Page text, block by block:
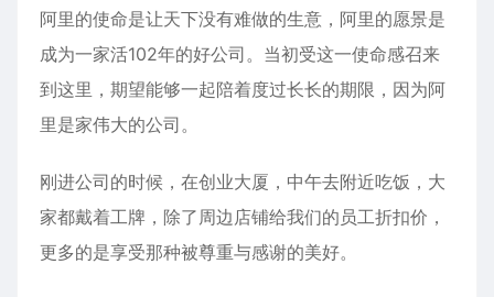
阿里的使命是让天下没有难做的生意，阿里的愿景是
成为一家活102年的好公司。当初受这一使命感召来
到这里，期望能够一起陪着度过长长的期限，因为阿
里是家伟大的公司。
刚进公司的时候，在创业大厦，中午去附近吃饭，大
家都戴着工牌，除了周边店铺给我们的员工折扣价，
更多的是享受那种被尊重与感谢的美好。